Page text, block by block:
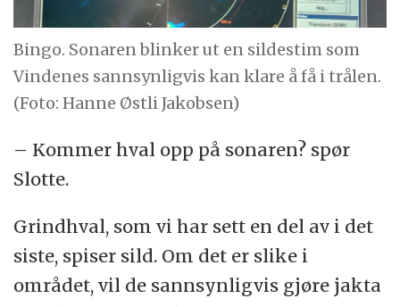
Bingo. Sonaren blinker ut en sildestim som
Vindenes sannsynligvis kan klare å få i trålen.
(Foto: Hanne Østli Jakobsen)
– Kommer hval opp på sonaren? spør
Slotte.
Grindhval, som vi har sett en del av i det
siste, spiser sild. Om det er slike i
området, vil de sannsynligvis gjøre jakta